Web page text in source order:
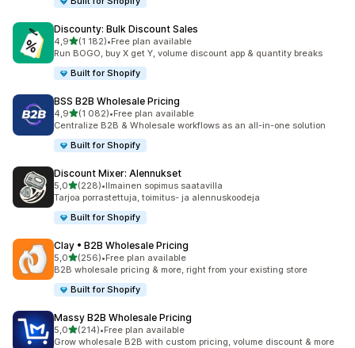
Discounty: Bulk Discount Sales
4,9/ 5 tähteä
(1 182)
1182 arvostelua yhteensä
•Free plan available
Run BOGO, buy X get Y, volume discount app & quantity breaks
Built for Shopify
BSS B2B Wholesale Pricing
4,9/ 5 tähteä
(1 082)
1082 arvostelua yhteensä
•Free plan available
Centralize B2B & Wholesale workflows as an all-in-one solution
Built for Shopify
Discount Mixer: Alennukset
5,0/ 5 tähteä
(228)
228 arvostelua yhteensä
•Ilmainen sopimus saatavilla
Tarjoa porrastettuja, toimitus- ja alennuskoodeja
Built for Shopify
Clay • B2B Wholesale Pricing
5,0/ 5 tähteä
(256)
256 arvostelua yhteensä
•Free plan available
B2B wholesale pricing & more, right from your existing store
Built for Shopify
Massy B2B Wholesale Pricing
5,0/ 5 tähteä
(214)
214 arvostelua yhteensä
•Free plan available
Grow wholesale B2B with custom pricing, volume discount & more